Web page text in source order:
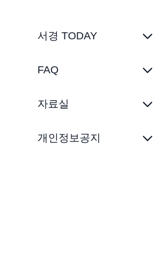
서경 TODAY
FAQ
자료실
개인정보공지